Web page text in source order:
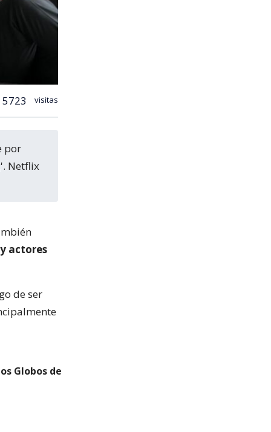
5723 visitas
Netflix
actores
de ser
Globos de